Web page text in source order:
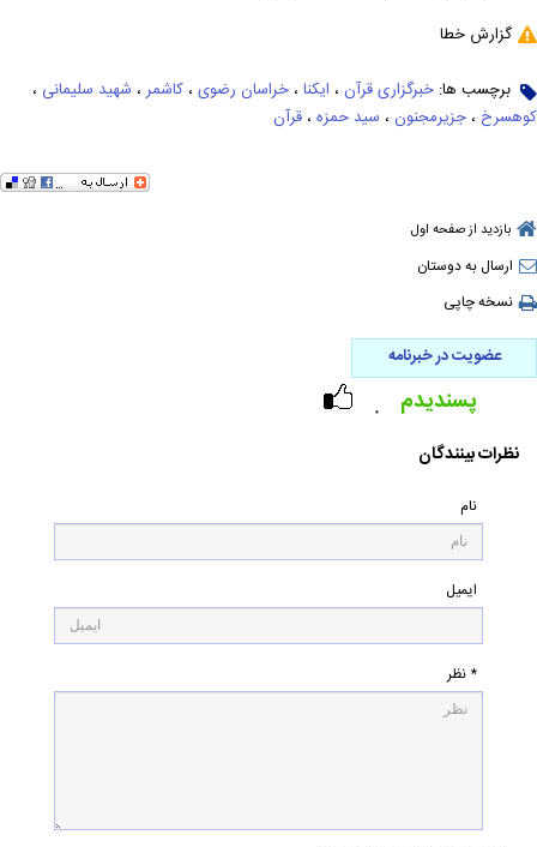
گزارش خطا
برچسب ها: خبرگزاری قرآن ، ایکنا ، خراسان رضوی ، کاشمر ، شهید سلیمانی ،
کوهسرخ ، جزیرمجنون ، سید حمزه ، قرآن
بازدید از صفحه اول
ارسال به دوستان
نسخه چاپی
عضویت در خبرنامه
۰ پسندیدم
نظرات بینندگان
نام
ایمیل
* نظر